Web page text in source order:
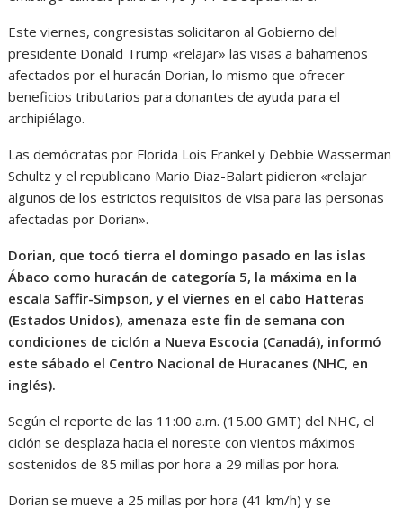
Este viernes, congresistas solicitaron al Gobierno del
presidente Donald Trump «relajar» las visas a bahameños
afectados por el huracán Dorian, lo mismo que ofrecer
beneficios tributarios para donantes de ayuda para el
archipiélago.
Las demócratas por Florida Lois Frankel y Debbie Wasserman
Schultz y el republicano Mario Diaz-Balart pidieron «relajar
algunos de los estrictos requisitos de visa para las personas
afectadas por Dorian».
Dorian, que tocó tierra el domingo pasado en las islas
Ábaco como huracán de categoría 5, la máxima en la
escala Saffir-Simpson, y el viernes en el cabo Hatteras
(Estados Unidos), amenaza este fin de semana con
condiciones de ciclón a Nueva Escocia (Canadá), informó
este sábado el Centro Nacional de Huracanes (NHC, en
inglés).
Según el reporte de las 11:00 a.m. (15.00 GMT) del NHC, el
ciclón se desplaza hacia el noreste con vientos máximos
sostenidos de 85 millas por hora a 29 millas por hora.
Dorian se mueve a 25 millas por hora (41 km/h) y se